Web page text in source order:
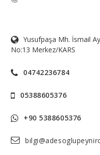
Yusufpaşa Mh. İsmail
No:13 Merkez/KARS
04742236784
05388605376
+90 5388605376